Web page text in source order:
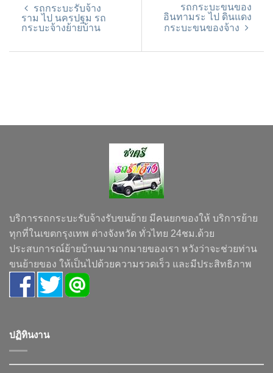
รถกระบะรับจ้าง
ราม ไป นครปฐม รถ
กระบะจ้างย้ายบ้าน
รถกระบะขนของ
อินทามระ ไป ดินแดง
กระบะขนของจ้าง
บริการรถกระบะรับจ้างรับขนย้าย มีคนยกของให้ บริการย้าย
ทุกที่ในเขตกรุงเทพ ต่างจังหวัด ทั่วไทย 24ชม.ด้วย
ประสบการณ์ย้ายบ้านมามากมายของเรา หวังว่าจะช่วยท่าน
ขนย้ายของ ให้เป็นไปด้วยความรวดเร็ว และมีประสิทธิภาพ
ปฏิทินงาน